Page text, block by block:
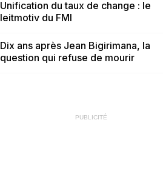
Unification du taux de change : le
leitmotiv du FMI
Dix ans après Jean Bigirimana, la
question qui refuse de mourir
PUBLICITÉ